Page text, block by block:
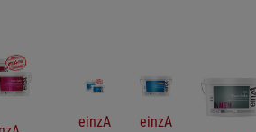
einzA